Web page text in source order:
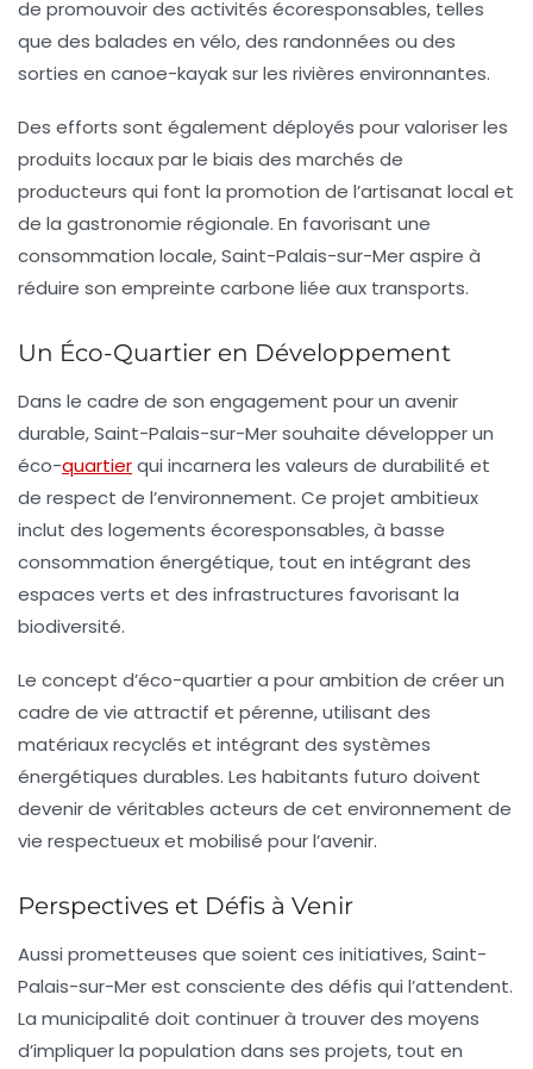
de promouvoir des activités écoresponsables, telles
que des balades en vélo, des randonnées ou des
sorties en canoe-kayak sur les rivières environnantes.
Des efforts sont également déployés pour valoriser les
produits locauxpar le biais des marchés de
producteurs qui font la promotion de l’artisanat local et
de la gastronomie régionale. En favorisant une
consommation locale, Saint-Palais-sur-Mer aspire à
réduire son empreinte carbone liée aux transports.
Un Éco-Quartier en Développement
Dans le cadre de son engagement pour un avenir
durable, Saint-Palais-sur-Mer souhaite développer un
éco-quartierqui incarnera les valeurs de durabilité et
de respect de l’environnement. Ce projet ambitieux
inclut des logements écoresponsables, à basse
consommation énergétique, tout en intégrant des
espaces verts et des infrastructures favorisant la
biodiversité.
Le concept d’éco-quartier a pour ambition de créer un
cadre de vie attractif et pérenne, utilisant des
matériaux recyclés et intégrant des systèmes
énergétiques durables. Les habitants futuro doivent
devenir de véritables acteurs de cet environnement de
vie respectueux et mobilisé pour l’avenir.
Perspectives et Défis à Venir
Aussi prometteuses que soient ces initiatives, Saint-
Palais-sur-Mer est consciente des défis qui l’attendent.
La municipalité doit continuer à trouver des moyens
d’impliquer la population dans ses projets, tout en